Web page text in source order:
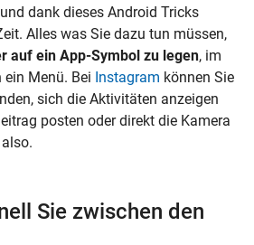
dank dieses Android Tricks
Alles was Sie dazu tun müssen,
auf ein App-Symbol zu legen, im
Menü. Bei Instagram können Sie
sich die Aktivitäten anzeigen
posten oder direkt die Kamera
Sie zwischen den